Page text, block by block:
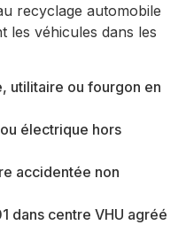
recyclage automobile
les véhicules dans les
utilitaire ou fourgon en
électrique hors
accidentée non
dans centre VHU agréé